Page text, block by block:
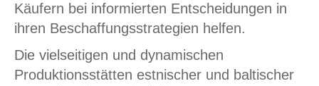
Käufern bei informierten Entscheidungen in
ihren Beschaffungsstrategien helfen.
Die vielseitigen und dynamischen
Produktionsstätten estnischer und baltischer